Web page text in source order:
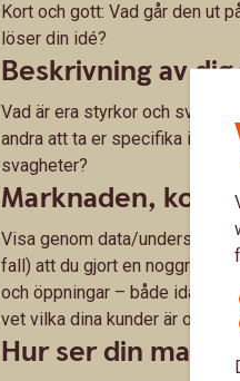
Kort och gott: Vad går den ut
löser din idé?
Beskrivning av
Vad är era styrkor och
andra att ta er specifika idé i
svagheter?
Marknaden,
Visa genom data/
fall) att du gjort en noggrann
och öppningar – både idag
vet vilka dina kunder är och
Hur ser din